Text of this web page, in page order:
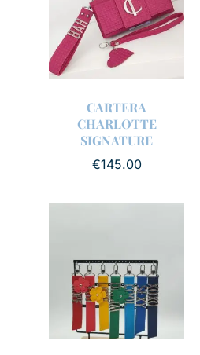
CARTERA
CHARLOTTE
SIGNATURE
€145.00